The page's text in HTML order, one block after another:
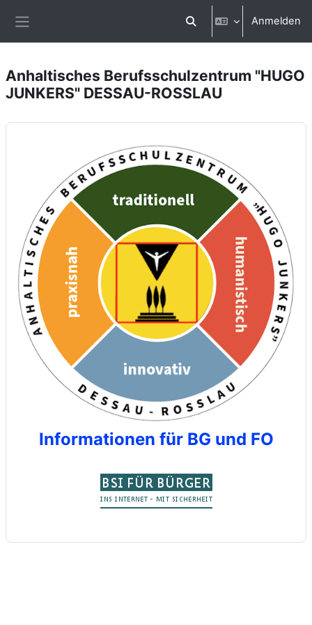
Sucheingabe umschalten
Anmelden
Anhaltisches Berufsschulzentrum "HUGO
JUNKERS" DESSAU-ROSSLAU
Informationen für BG und FO